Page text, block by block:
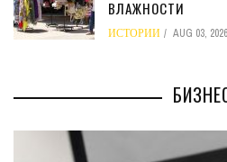
ВЛАЖНОСТИ
ИСТОРИИ AUG 03, 2026